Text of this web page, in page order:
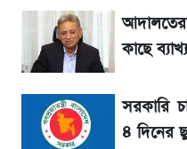
সৌদিতে
নিয়ম
La Liga 2026-
খবর
কাছে
সরকারি
৪ দিনের